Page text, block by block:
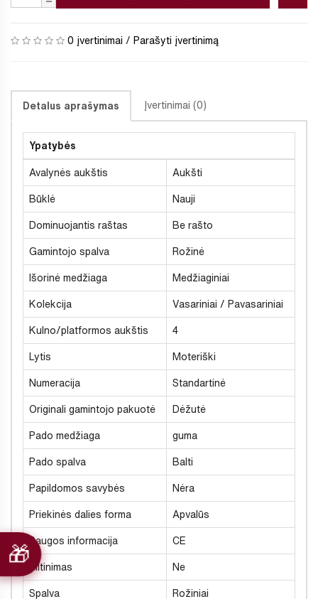
0 įvertinimai / Parašyti įvertinimą
Detalus aprašymas Įvertinimai (0)
Ypatybės
Avalynės aukštis Aukšti
Būklė Nauji
Dominuojantis raštas Be rašto
Gamintojo spalva Rožinė
Išorinė medžiaga Medžiaginiai
Kolekcija Vasariniai / Pavasariniai
Kulno/platformos aukštis 4
Lytis Moteriški
Numeracija Standartinė
Originali gamintojo pakuotė Dėžutė
Pado medžiaga guma
Pado spalva Balti
Papildomos savybės Nėra
Priekinės dalies forma Apvalūs
Saugos informacija CE
Šiltinimas Ne
Spalva Rožiniai